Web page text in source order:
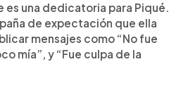
es una dedicatoria para Piqué.
de expectación que ella
mensajes como “No fue
mía”, y “Fue culpa de la